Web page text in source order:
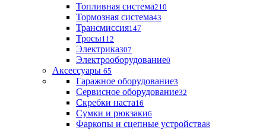
Топливная система210
Тормозная система43
Трансмиссия147
Тросы112
Электрика307
Электрооборудование0
Аксессуары 65
Гаражное оборудование3
Сервисное оборудование32
Скребки наста16
Сумки и рюкзаки6
Фаркопы и сцепные устройства8